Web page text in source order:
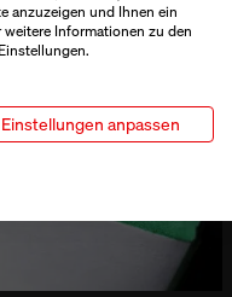
anzuzeigen und Ihnen ein
Informationen zu den
Einstellungen anpassen